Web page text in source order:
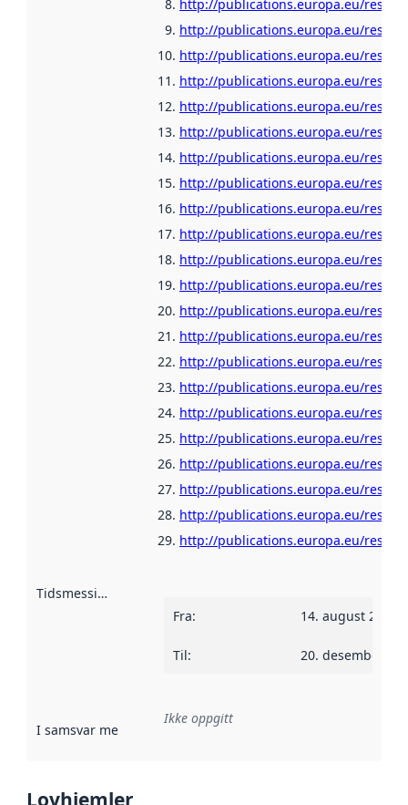
http://publications.europa.eu/
http://publications.europa.eu/
http://publications.europa.eu/
http://publications.europa.eu/
http://publications.europa.eu/
http://publications.europa.eu/
http://publications.europa.eu/
http://publications.europa.eu/
http://publications.europa.eu/
http://publications.europa.eu/
http://publications.europa.eu/
http://publications.europa.eu/
http://publications.europa.eu/
http://publications.europa.eu/
http://publications.europa.eu/
http://publications.europa.eu/
http://publications.europa.eu/
http://publications.europa.eu/
http://publications.europa.eu/
http://publications.europa.eu/
http://publications.europa.eu/
http://publications.europa.eu/
Tidsmessig avgrensning
Fra: 14. august 2012
Til: 20. desember
I samsvar med Referanse til en implementasjonsregel
Ikke oppgitt
Lovhjemler